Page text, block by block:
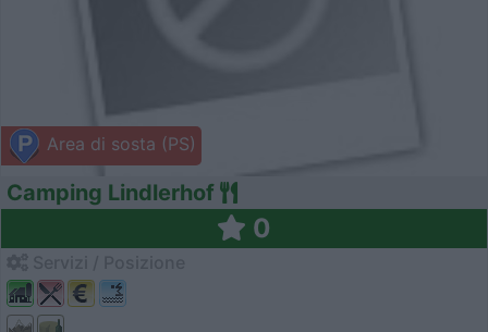
Area di sosta (PS)
Camping Lindlerhof
0